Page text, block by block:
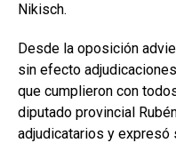
Nikisch.
Desde la oposición
sin efecto
que cumplieron con
diputado provincial
adjudicatarios y expresó